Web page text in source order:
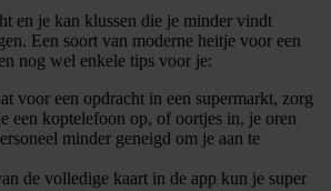
en je kan klussen die je minder vindt
Een soort van moderne heitje voor een
nog wel enkele tips voor je:
voor een opdracht in een supermarkt, zorg
een koptelefoon op, of oortjes in, je oren
minder geneigd om je aan te
de volledige kaart in de app kun je super